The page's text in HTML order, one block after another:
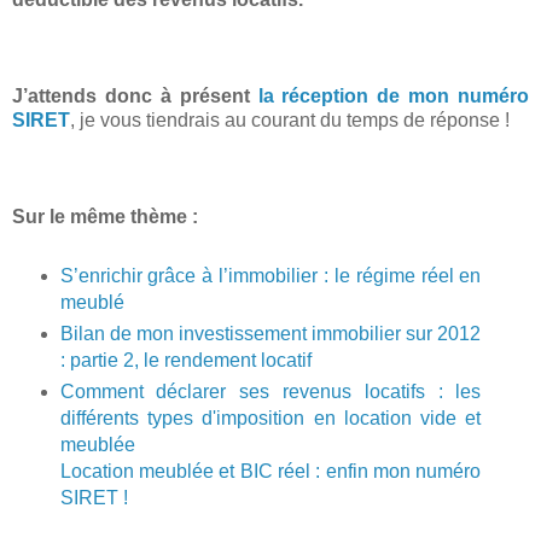
J’attends donc à présent
la réception de mon numéro
SIRET, je vous tiendrais au courant du temps de réponse !
Sur le même thème :
S’enrichir grâce à l’immobilier : le régime réel en
meublé
Bilan de mon investissement immobilier sur 2012
: partie 2, le rendement locatif
Comment déclarer ses revenus locatifs : les
différents types d'imposition en location vide et
meublée
Location meublée et BIC réel : enfin mon numéro
SIRET !